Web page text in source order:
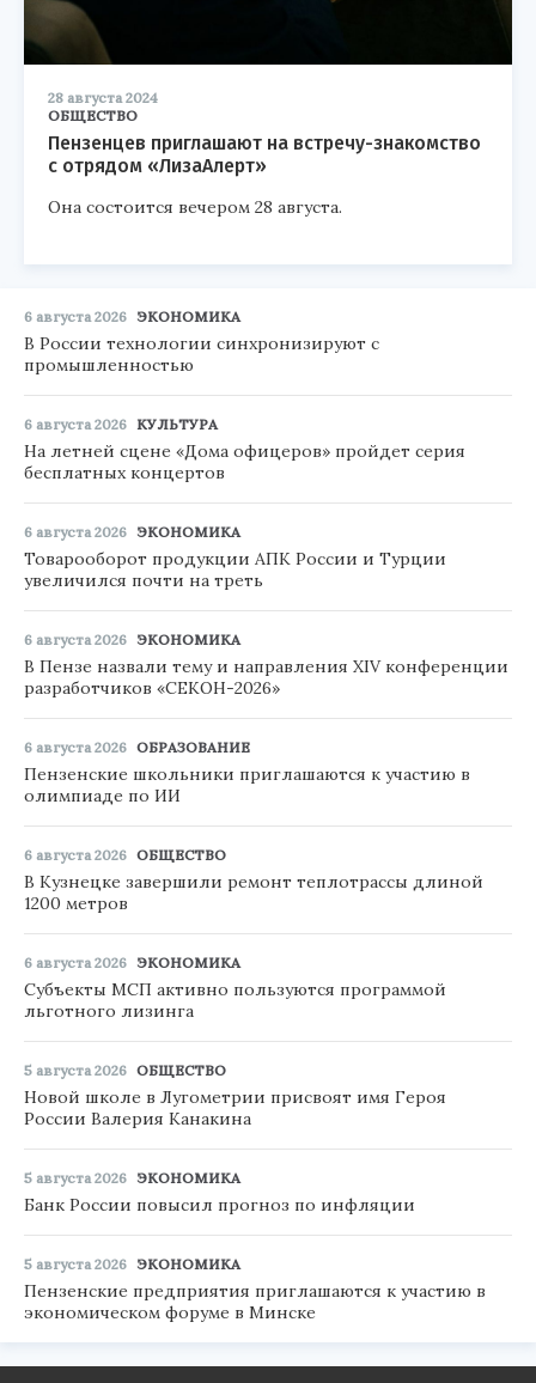
28 августа 2024
ОБЩЕСТВО
Пензенцев приглашают на встречу-знакомство
с отрядом «ЛизаАлерт»
Она состоится вечером 28 августа.
6 августа 2026 ЭКОНОМИКА
В России технологии синхронизируют с
промышленностью
6 августа 2026 КУЛЬТУРА
На летней сцене «Дома офицеров» пройдет серия
бесплатных концертов
6 августа 2026 ЭКОНОМИКА
Товарооборот продукции АПК России и Турции
увеличился почти на треть
6 августа 2026 ЭКОНОМИКА
В Пензе назвали тему и направления XIV конференции
разработчиков «СЕКОН-2026»
6 августа 2026 ОБРАЗОВАНИЕ
Пензенские школьники приглашаются к участию в
олимпиаде по ИИ
6 августа 2026 ОБЩЕСТВО
В Кузнецке завершили ремонт теплотрассы длиной
1200 метров
6 августа 2026 ЭКОНОМИКА
Субъекты МСП активно пользуются программой
льготного лизинга
5 августа 2026 ОБЩЕСТВО
Новой школе в Лугометрии присвоят имя Героя
России Валерия Канакина
5 августа 2026 ЭКОНОМИКА
Банк России повысил прогноз по инфляции
5 августа 2026 ЭКОНОМИКА
Пензенские предприятия приглашаются к участию в
экономическом форуме в Минске